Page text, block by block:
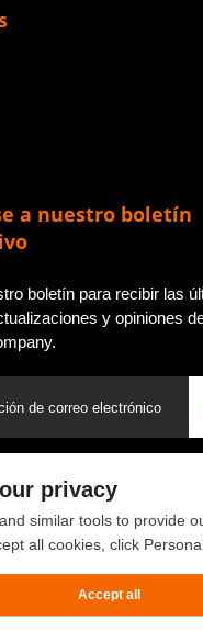
a nuestro boletín
boletín para recibir las
y opiniones
© 2026 de Luoyang Youbao
de privacidad
privacy
similar tools to provide
all cookies, click
Accept all